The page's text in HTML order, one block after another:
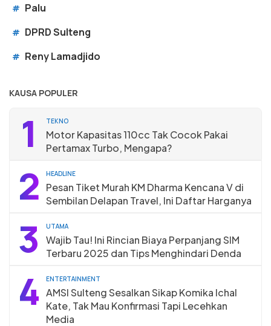
# Palu
# DPRD Sulteng
# Reny Lamadjido
KAUSA POPULER
1 TEKNO
Motor Kapasitas 110cc Tak Cocok Pakai
Pertamax Turbo, Mengapa?
2 HEADLINE
Pesan Tiket Murah KM Dharma Kencana V di
Sembilan Delapan Travel, Ini Daftar Harganya
3 UTAMA
Wajib Tau! Ini Rincian Biaya Perpanjang SIM
Terbaru 2025 dan Tips Menghindari Denda
4 ENTERTAINMENT
AMSI Sulteng Sesalkan Sikap Komika Ichal
Kate, Tak Mau Konfirmasi Tapi Lecehkan
Media